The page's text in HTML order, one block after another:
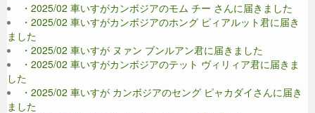
・2025/02 車いすがカンボジアのモム チー さんに届きました
・2025/02 車いすがカンボジアのホング ピィアルット君に届き
ました
・2025/02 車いすが ヌァン ブンルアン君に届きました
・2025/02 車いすがカンボジアのテット ヴィリィア君に届きま
した
・2025/02 車いすが カンボジアのセング ピャカダイさんに届き
ました